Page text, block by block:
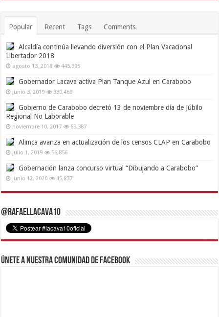
Popular Recent Tags Comments
Alcaldía continúa llevando diversión con el Plan Vacacional
Libertador 2018
agosto 13, 2018 445,395
Gobernador Lacava activa Plan Tanque Azul en Carabobo
junio 3, 2019 330,469
Gobierno de Carabobo decretó 13 de noviembre día de Júbilo
Regional No Laborable
noviembre 10, 2017 63,387
Alimca avanza en actualización de los censos CLAP en Carabobo
julio 1, 2019 56,856
Gobernación lanza concurso virtual “Dibujando a Carabobo”
junio 12, 2020 45,837
@RafaelLacava10
Únete a nuestra comunidad de Facebook